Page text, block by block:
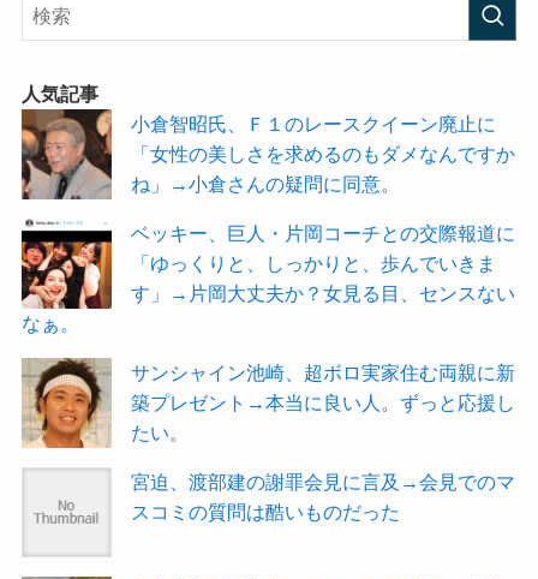
人気記事
小倉智昭氏、Ｆ１のレースクイーン廃止に
「女性の美しさを求めるのもダメなんですか
ね」→小倉さんの疑問に同意。
ベッキー、巨人・片岡コーチとの交際報道に
「ゆっくりと、しっかりと、歩んでいきま
す」→片岡大丈夫か？女見る目、センスない
なぁ。
サンシャイン池崎、超ボロ実家住む両親に新
築プレゼント→本当に良い人。ずっと応援し
たい。
宮迫、渡部建の謝罪会見に言及→会見でのマ
スコミの質問は酷いものだった